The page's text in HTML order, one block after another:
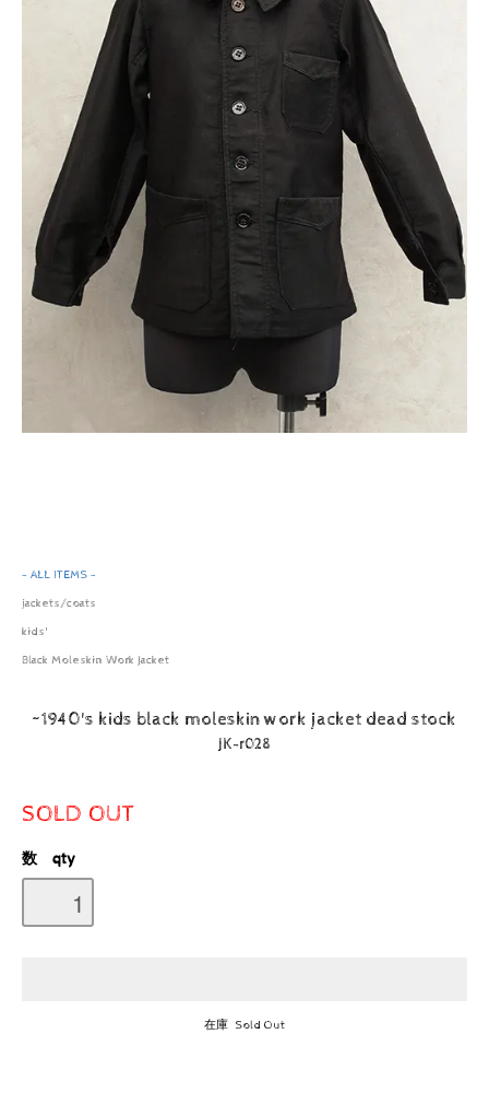
- ALL ITEMS -
jackets/coats
kids'
Black Moleskin Work Jacket
~1940's kids black moleskin work jacket dead stock
JK-r028
SOLD OUT
数 qty
在庫 Sold Out